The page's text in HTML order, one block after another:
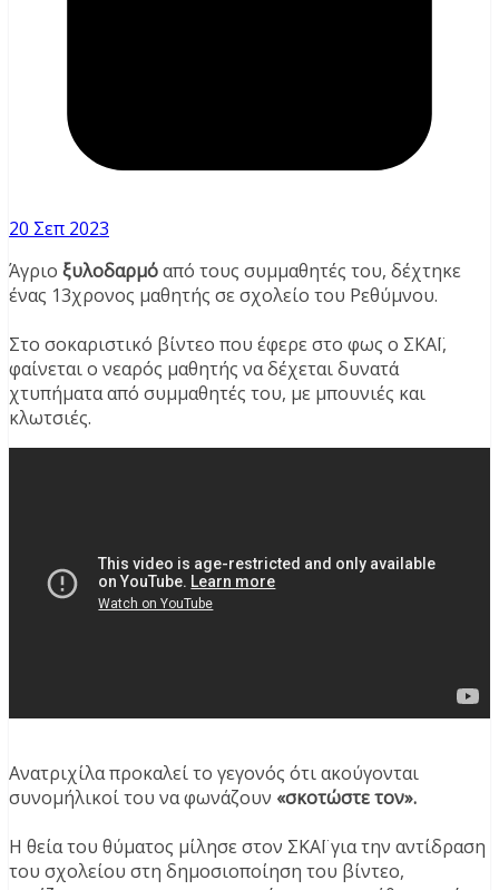
20 Σεπ 2023
Άγριο ξυλοδαρμόαπό τους συμμαθητές του, δέχτηκε
ένας 13χρονος μαθητής σε σχολείο του Ρεθύμνου.
Στο σοκαριστικό βίντεο που έφερε στο φως ο ΣΚΑΪ,
φαίνεται ο νεαρός μαθητής να δέχεται δυνατά
χτυπήματα από συμμαθητές του, με μπουνιές και
κλωτσιές.
Ανατριχίλα προκαλεί το γεγονός ότι ακούγονται
συνομήλικοί του να φωνάζουν «σκοτώστε τον».
Η θεία του θύματος μίλησε στον ΣΚΑΪ για την αντίδραση
του σχολείου στη δημοσιοποίηση του βίντεο,